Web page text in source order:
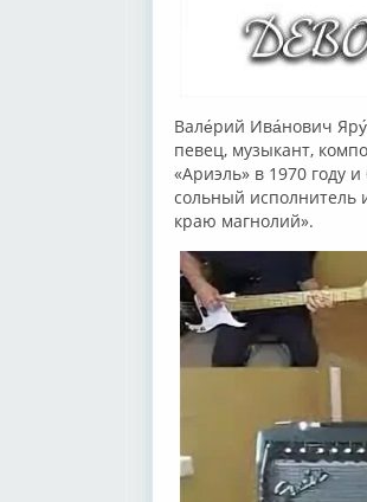
Вале́рий Ива́нович
певец, музыкант,
«Ариэль» в 1970 году
сольный исполнитель
краю магнолий».